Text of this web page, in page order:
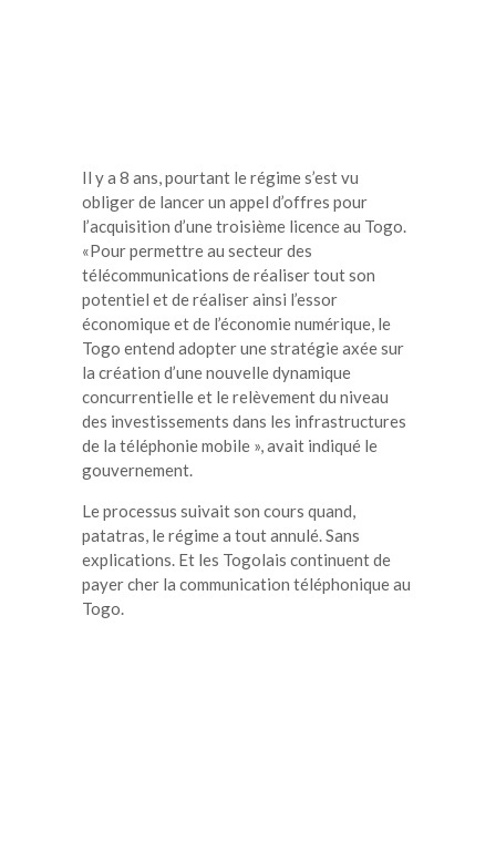
Il y a 8 ans, pourtant le régime s’est vu
obliger de lancer un appel d’offres pour
l’acquisition d’une troisième licence au Togo.
«Pour permettre au secteur des
télécommunications de réaliser tout son
potentiel et de réaliser ainsi l’essor
économique et de l’économie numérique, le
Togo entend adopter une stratégie axée sur
la création d’une nouvelle dynamique
concurrentielle et le relèvement du niveau
des investissements dans les infrastructures
de la téléphonie mobile », avait indiqué le
gouvernement.
Le processus suivait son cours quand,
patatras, le régime a tout annulé. Sans
explications. Et les Togolais continuent de
payer cher la communication téléphonique au
Togo.